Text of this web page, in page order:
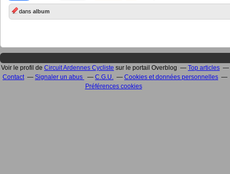
dans album
Voir le profil de Circuit Ardennes Cycliste sur le portail Overblog
Top articles
Contact
Signaler un abus C.G.U.
Cookies et données personnelles
Préférences cookies